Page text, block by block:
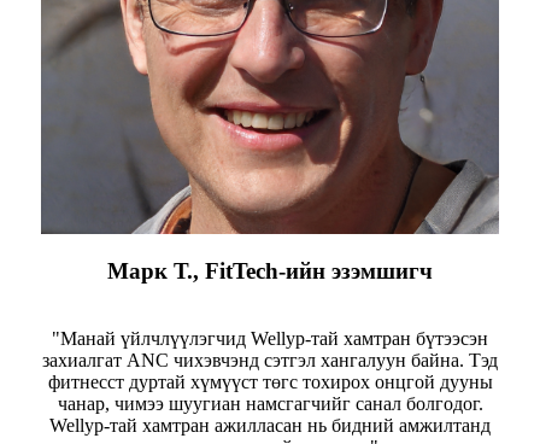
Марк Т., FitTech-ийн эзэмшигч
"Манай үйлчлүүлэгчид Wellyp-тай хамтран бүтээсэн
захиалгат ANC чихэвчэнд сэтгэл хангалуун байна. Тэд
фитнесст дуртай хүмүүст төгс тохирох онцгой дууны
чанар, чимээ шуугиан намсгагчийг санал болгодог.
Wellyp-тай хамтран ажилласан нь бидний амжилтанд